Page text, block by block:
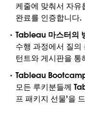
케줄에 맞춰서 자
완료를 인증합니다.
Tableau 마스터의
수행 과정에서 질
턴트와 게시판을 통
Tableau
모든 루키분들께
프 패키지 선물'을